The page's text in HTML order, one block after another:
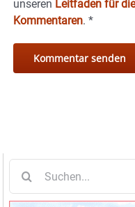
unseren Leitfaden für
Kommentaren. *
nach: